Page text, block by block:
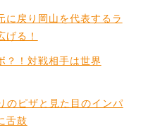
に戻り岡山を代表するラ
げる！
？！対戦相手は世界
のピザと見た目のインパ
舌鼓